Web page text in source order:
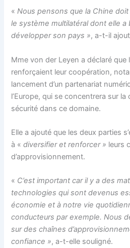
«Nous pensons que la Chine
le système multilatéral dont elle a
développer son pays », a-t-il
Mme von der Leyen a déclaré que
renforçaient leur coopération,
lancement d’un partenariat
l’Europe, qui se concentrera sur
sécurité dans ce domaine.
Elle a ajouté que les deux parties
à «diversifier et renforcer » leurs
d’approvisionnement.
« C’est important car il y a des
technologies qui sont devenus
économie et à notre vie
conducteurs par exemple. Nous
sur des chaînes
confiance », a-t-elle souligné.